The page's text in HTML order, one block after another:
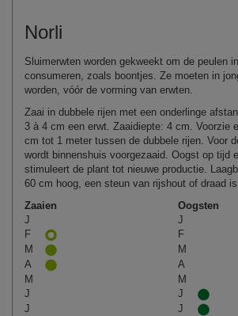
Norli
Sluimerwten worden gekweekt om de peulen
consumeren, zoals boontjes. Ze moeten in
worden, vóór de vorming van erwten.
Zaai in dubbele rijen met een onderlinge
3 à 4 cm een erwt. Zaaidiepte: 4 cm. Voorzie
cm tot 1 meter tussen de dubbele rijen. Voor
wordt binnenshuis voorgezaaid. Oogst op tijd
stimuleert de plant tot nieuwe productie.
60 cm hoog, een steun van rijshout of draad
Zaaien
Oogsten
J
J
F
F
M
M
A
A
M
M
J
J
J
J